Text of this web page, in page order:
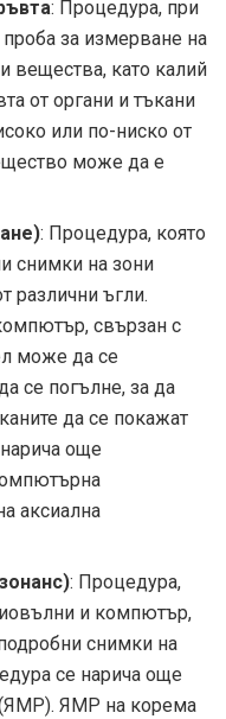
: Процедура, при
за измерване на
вещества, като калий
от органи и тъкани
или по-ниско от
може да е
: Процедура, която
снимки на зони
различни ъгли.
свързан с
може да се
се погълне, за да
да се покажат
още
аксиална
: Процедура,
и компютър,
снимки на
се нарича още
(ЯМР). ЯМР на корема